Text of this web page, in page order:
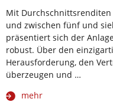
Mit Durchschnittsrenditen
und zwischen fünf und
präsentiert sich der
robust. Über den
Herausforderung, den
überzeugen und …
mehr